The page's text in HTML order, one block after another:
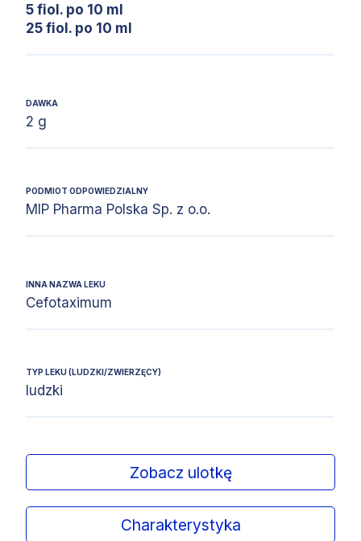
5 fiol. po 10 ml
25 fiol. po 10 ml
DAWKA
2 g
PODMIOT ODPOWIEDZIALNY
MIP Pharma Polska Sp. z o.o.
INNA NAZWA LEKU
Cefotaximum
TYP LEKU (LUDZKI/ZWIERZĘCY)
ludzki
Zobacz ulotkę
Charakterystyka